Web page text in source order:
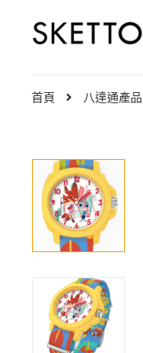
首頁 八達通產品